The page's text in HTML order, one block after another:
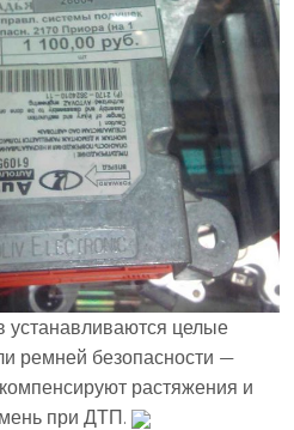
устанавливаются целые
ремней безопасности —
растяжения и
при ДТП.